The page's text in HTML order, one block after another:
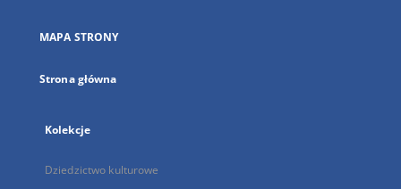
karcie
MAPA STRONY
Strona główna
Kolekcje
Dziedzictwo kulturowe